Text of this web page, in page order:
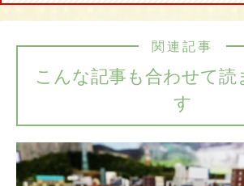
こんな記事も合わせて読
す
関連記事